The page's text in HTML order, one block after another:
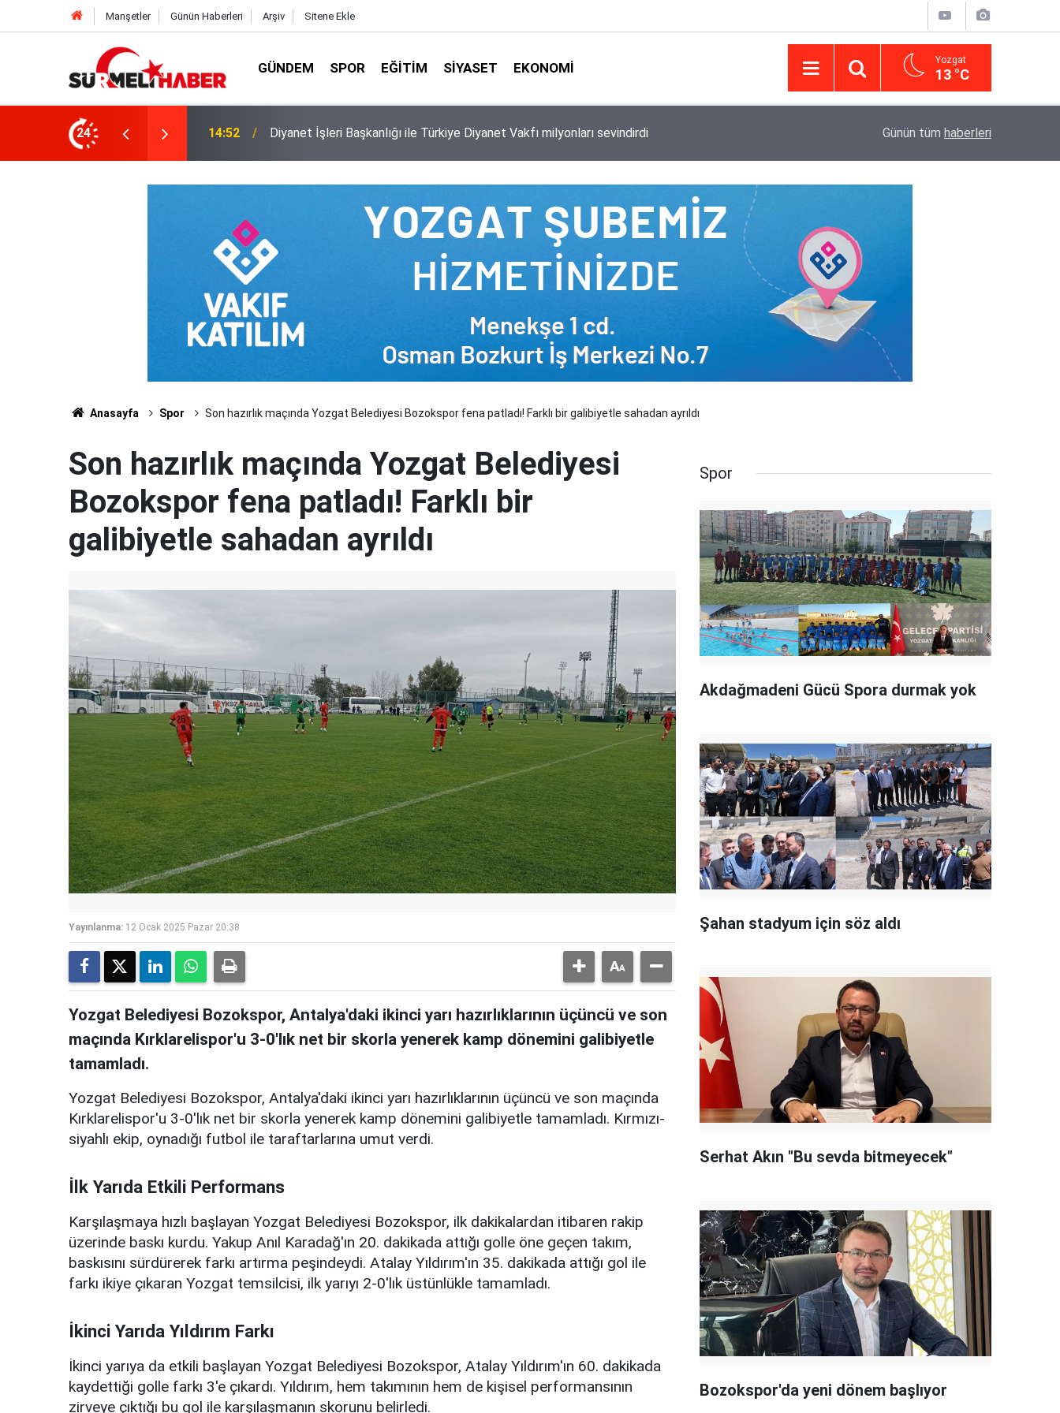
Manşetler Günün Haberleri Arşiv Sitene Ekle
GÜNDEM SPOR EĞITIM SIYASET EKONOMI Yozgat
13 °C
24
okurlarıyla buluştu 14:52 Diyanet İşleri Başkanlığı ile Türkiye Diyanet Vakfı milyonları sevindirdi Yargıtay’da iletişim hamlesi: Kurumsal
Günün tüm haberleri
Anasayfa Spor Son hazırlık maçında Yozgat Belediyesi Bozokspor fena patladı! Farklı bir galibiyetle sahadan ayrıldı
Son hazırlık maçında Yozgat Belediyesi
Bozokspor fena patladı! Farklı bir
galibiyetle sahadan ayrıldı
Yayınlanma: 12 Ocak 2025 Pazar 20:38
Yozgat Belediyesi Bozokspor, Antalya'daki ikinci yarı hazırlıklarının üçüncü ve son
maçında Kırklarelispor'u 3-0'lık net bir skorla yenerek kamp dönemini galibiyetle
tamamladı.
Yozgat Belediyesi Bozokspor, Antalya'daki ikinci yarı hazırlıklarının üçüncü ve son maçında
Kırklarelispor'u 3-0'lık net bir skorla yenerek kamp dönemini galibiyetle tamamladı. Kırmızı-
siyahlı ekip, oynadığı futbol ile taraftarlarına umut verdi.
İlk Yarıda Etkili Performans
Karşılaşmaya hızlı başlayan Yozgat Belediyesi Bozokspor, ilk dakikalardan itibaren rakip
üzerinde baskı kurdu. Yakup Anıl Karadağ'ın 20. dakikada attığı golle öne geçen takım,
baskısını sürdürerek farkı artırma peşindeydi. Atalay Yıldırım'ın 35. dakikada attığı gol ile
farkı ikiye çıkaran Yozgat temsilcisi, ilk yarıyı 2-0'lık üstünlükle tamamladı.
İkinci Yarıda Yıldırım Farkı
İkinci yarıya da etkili başlayan Yozgat Belediyesi Bozokspor, Atalay Yıldırım'ın 60. dakikada
kaydettiği golle farkı 3'e çıkardı. Yıldırım, hem takımının hem de kişisel performansının
zirveye çıktığı bu gol ile karşılaşmanın skorunu belirledi.
Spor
Akdağmadeni Gücü Spora durmak yok
Şahan stadyum için söz aldı
Serhat Akın "Bu sevda bitmeyecek"
Bozokspor'da yeni dönem başlıyor